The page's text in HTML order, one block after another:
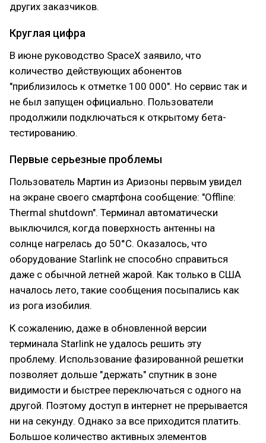
других заказчиков.
Круглая цифра
В июне руководство SpaceX заявило, что
количество действующих абонентов
"приблизилось к отметке 100 000". Но сервис так и
не был запущен официально. Пользователи
продолжили подключаться к открытому бета-
тестированию.
Первые серьезные проблемы
Пользователь Мартин из Аризоны первым увидел
на экране своего смартфона сообщение: "Offline:
Thermal shutdown". Терминал автоматически
выключился, когда поверхность антенны на
солнце нагрелась до 50°C. Оказалось, что
оборудование Starlink не способно справиться
даже с обычной летней жарой. Как только в США
началось лето, такие сообщения посыпались как
из рога изобилия.
К сожалению, даже в обновленной версии
терминала Starlink не удалось решить эту
проблему. Использование фазированной решетки
позволяет дольше "держать" спутник в зоне
видимости и быстрее переключаться с одного на
другой. Поэтому доступ в интернет не прерывается
ни на секунду. Однако за все приходится платить.
Большое количество активных элементов